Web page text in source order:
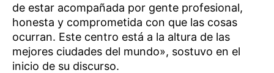
de estar acompañada por gente profesional,
honesta y comprometida con que las cosas
ocurran. Este centro está a la altura de las
mejores ciudades del mundo», sostuvo en el
inicio de su discurso.